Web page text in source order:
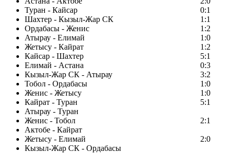
Туран - Кайсар
0:1
Шахтер - Кызыл-Жар СК
1:1
Ордабасы - Женис
1:2
Атырау - Елимай
1:0
Жетысу - Кайрат
1:2
Кайсар - Шахтер
5:1
Елимай - Астана
0:3
Кызыл-Жар СК - Атырау
3:2
Тобол - Ордабасы
1:0
Женис - Жетысу
1:0
Кайрат - Туран
5:1
Атырау - Туран
Женис - Тобол
2:1
Актобе - Кайрат
Жетысу - Елимай
2:0
Кызыл-Жар СК - Ордабасы